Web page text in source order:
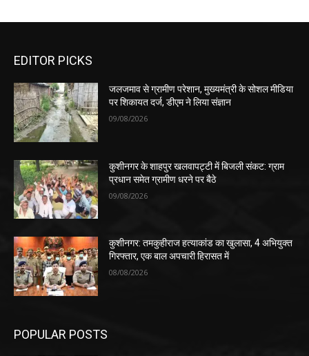
EDITOR PICKS
जलजमाव से ग्रामीण परेशान, मुख्यमंत्री के सोशल मीडिया
पर शिकायत दर्ज, डीएम ने लिया संज्ञान
09/08/2026
कुशीनगर के शाहपुर खलवापट्टी में बिजली संकट: ग्राम
प्रधान समेत ग्रामीण धरने पर बैठे
09/08/2026
कुशीनगर: तमकुहीराज हत्याकांड का खुलासा, 4 अभियुक्त
गिरफ्तार, एक बाल अपचारी हिरासत में
08/08/2026
POPULAR POSTS